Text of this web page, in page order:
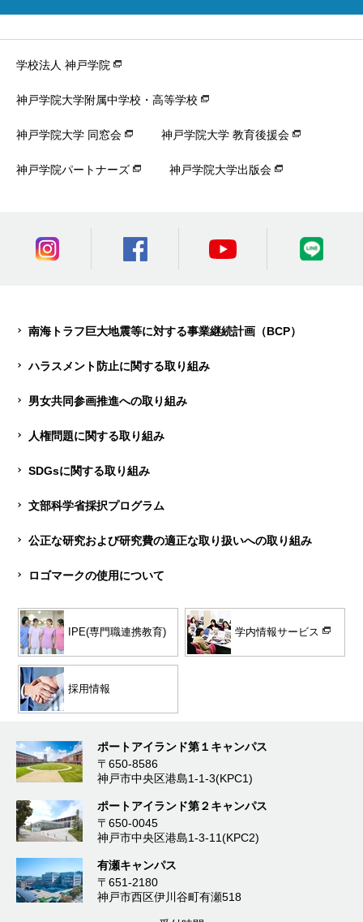
学校法人 神戸学院
神戸学院大学附属中学校・高等学校
神戸学院大学 同窓会 神戸学院大学 教育後援会
神戸学院パートナーズ 神戸学院大学出版会
南海トラフ巨大地震等に対する事業継続計画（BCP）
ハラスメント防止に関する取り組み
男女共同参画推進への取り組み
人権問題に関する取り組み
SDGsに関する取り組み
文部科学省採択プログラム
公正な研究および研究費の適正な取り扱いへの取り組み
ロゴマークの使用について
IPE(専門職連携教育) 学内情報サービス
採用情報
ポートアイランド第１キャンパス
〒650-8586
神戸市中央区港島1-1-3(KPC1)
ポートアイランド第２キャンパス
〒650-0045
神戸市中央区港島1-3-11(KPC2)
有瀬キャンパス
〒651-2180
神戸市西区伊川谷町有瀬518